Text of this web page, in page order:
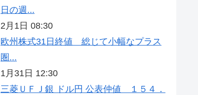
日の週...
2月1日 08:30
欧州株式31日終値 総じて小幅なプラス
圏...
1月31日 12:30
三菱ＵＦＪ銀 ドル円 公表仲値 １５４．